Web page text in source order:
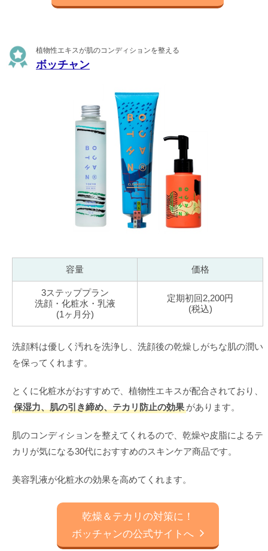
植物性エキスが肌のコンディションを整える
ボッチャン
容量 価格
3ステッププラン
洗顔・化粧水・乳液
(1ヶ月分)
定期初回2,200円
(税込)
洗顔料は優しく汚れを洗浄し、洗顔後の乾燥しがちな肌の潤い
を保ってくれます。
とくに化粧水がおすすめで、植物性エキスが配合されており、
保湿力、肌の引き締め、テカリ防止の効果 があります。
肌のコンディションを整えてくれるので、乾燥や皮脂によるテ
カリが気になる30代におすすめのスキンケア商品です。
美容乳液が化粧水の効果を高めてくれます。
乾燥＆テカリの対策に！
ボッチャンの公式サイトへ